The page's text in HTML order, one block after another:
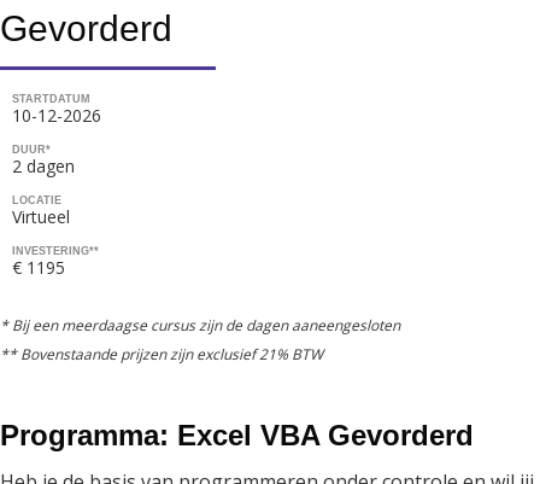
e
r
n
a
t
v
e
:
Gevorderd
STARTDATUM
10-12-2026
DUUR*
2 dagen
LOCATIE
Virtueel
INVESTERING**
€ 1195
* Bij een meerdaagse cursus zijn de dagen aaneengesloten
** Bovenstaande prijzen zijn exclusief 21% BTW
Programma: Excel VBA Gevorderd